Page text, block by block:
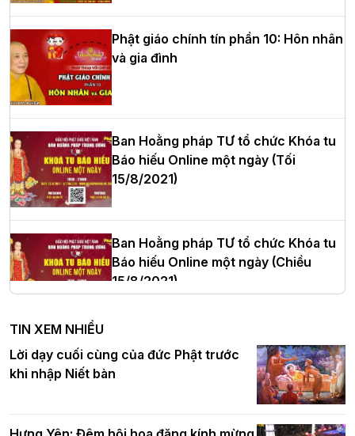
Hòa thượng Thích Quảng Tùng tái đắc
cử Trưởng BTS GHPGVN thành phố Hải
Phòng nhiệm kỳ 2026 – 2031
Thượng tọa Thích Tâm Chính được suy
cử tân Trưởng ban Trị sự GHPGVN tỉnh
Hà Nội: Tăng Ni Trường hạ Bồ Đề trang
nghiêm tác pháp Tiền an cư PL.2570 –
DL.2026
chúc mừng Phật đản BTS GHPGVN TP.
Phật giáo chính tín phần 10: Hôn nhân
và gia đình
Ban Hoằng pháp TƯ tổ chức Khóa tu
Báo hiếu Online một ngày (Tối
15/8/2021)
Ban Hoằng pháp TƯ tổ chức Khóa tu
Báo hiếu Online một ngày (Chiều
15/8/2021)
Ban Hoằng pháp TƯ tổ chức Khóa tu
Báo hiếu Online một ngày (Sáng
15/8/2021)
TIN XEM NHIỀU
Lời dạy cuối cùng của đức Phật trước
khi nhập Niết bàn